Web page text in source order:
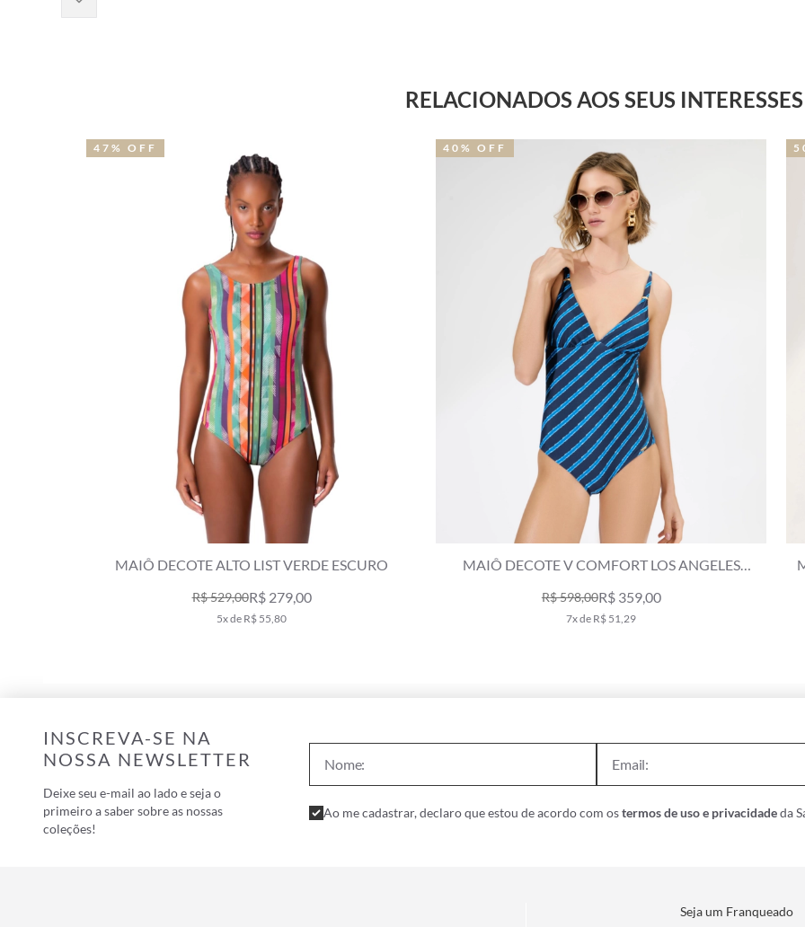
RELACIONADOS AOS SEUS INTERESSES
MAIÔ DECOTE ALTO LIST VERDE ESCURO
R$ 529,00R$ 279,00
5x de R$ 55,80
47% OFF
MAIÔ DECOTE V COMFORT LOS ANGELES
R$ 598,00R$ 359,00
7x de R$ 51,29
40% OFF
INSCREVA-SE NA
NOSSA NEWSLETTER
Deixe seu e-mail ao lado e seja o
primeiro a saber sobre as nossas
coleções!
Ao me cadastrar, declaro que estou de acordo com ostermos de uso e privacidadeda
Seja um Franqueado